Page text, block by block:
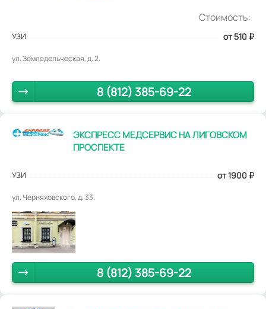
Стоимость:
УЗИ от 510 ₽
ул. Земледельческая, д. 2.
8 (812) 385-69-22
ЭКСПРЕСС МЕДСЕРВИС НА ЛИГОВСКОМ
ПРОСПЕКТЕ
УЗИ от 1900 ₽
ул. Черняховского, д. 33.
8 (812) 385-69-22